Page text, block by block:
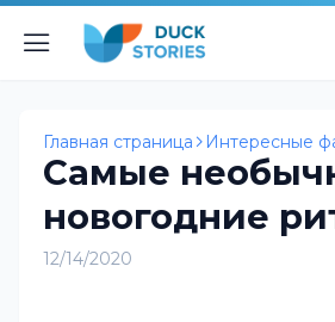
Главная страница Интересные
Самые
новогодние
12/14/2020